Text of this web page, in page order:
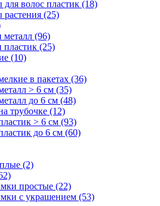
волос пластик (18)
(25)
металл (96)
пластик (25)
(10)
в пакетах (36)
> 6 см (35)
до 6 см (48)
трубочке (12)
> 6 см (93)
до 6 см (60)
(2)
простые (22)
с украшением (53)